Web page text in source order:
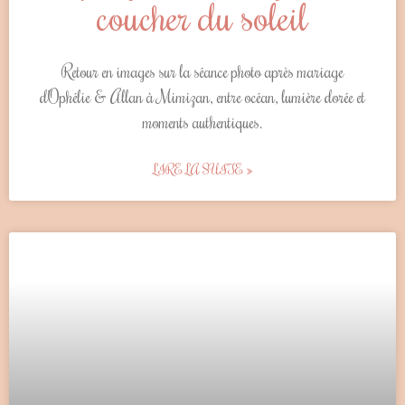
coucher du soleil
Retour en images sur la séance photo après mariage
d’Ophélie & Allan à Mimizan, entre océan, lumière dorée et
moments authentiques.
LIRE LA SUITE »